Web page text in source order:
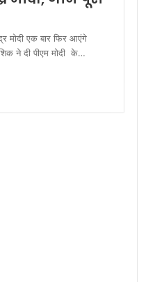
मोदी एक बार फिर आएंगे
ने दी पीएम मोदी के…